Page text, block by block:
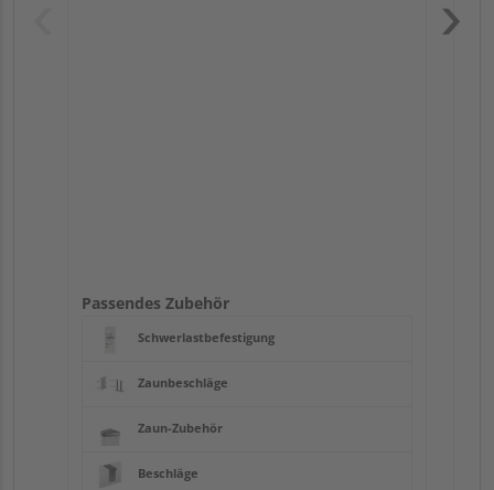
Passendes Zubehör
Schwerlastbefestigung
Zaunbeschläge
Zaun-Zubehör
Beschläge